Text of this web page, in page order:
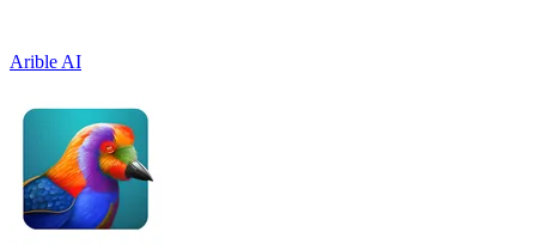
Arible AI